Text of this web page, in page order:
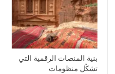
بنية المنصات الرقمية التي
تشكّل منظومات